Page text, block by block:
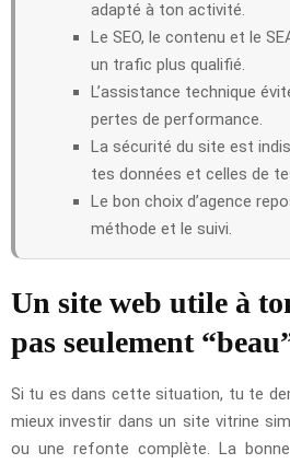
adapté à ton activité.
Le SEO, le contenu et le
un trafic plus qualifié.
L’assistance technique
pertes de performance.
La sécurité du site est
tes données et celles de
Le bon choix d’agence
méthode et le suivi.
Un site web utile à
pas seulement
Si tu es dans cette situation, tu te
mieux investir dans un site vitrine
ou une refonte complète. La